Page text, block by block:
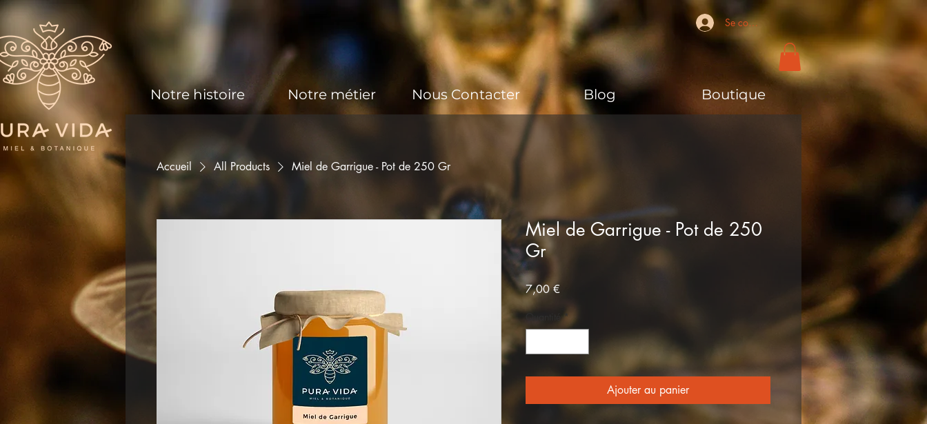
Se connecter
Notre histoire Notre métier Nous Contacter Blog Boutique
Accueil All Products Miel de Garrigue - Pot de 250 Gr
Miel de Garrigue - Pot de 250
Gr
7,00 €
*
Ajouter au panier